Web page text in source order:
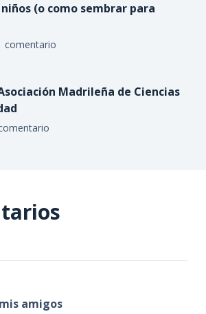
(o como sembrar para
comentario
Madrileña de Ciencias
amigos